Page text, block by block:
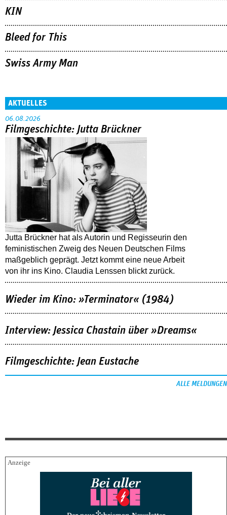
KIN
Bleed for This
Swiss Army Man
AKTUELLES
06.08.2026
Filmgeschichte: Jutta Brückner
Jutta Brückner hat als Autorin und Regisseurin den
feministischen Zweig des Neuen Deutschen Films
maßgeblich geprägt. Jetzt kommt eine neue Arbeit
von ihr ins Kino. Claudia Lenssen blickt zurück.
Wieder im Kino: »Terminator« (1984)
Interview: Jessica Chastain über »Dreams«
Filmgeschichte: Jean Eustache
ALLE MELDUNGEN